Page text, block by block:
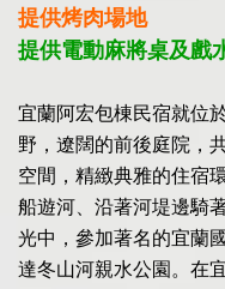
提供烤肉場地
提供電動麻將桌及戲
宜蘭阿宏包棟民宿就位
野，遼闊的前後庭院，
空間，精緻典雅的住宿
船遊河、沿著河堤邊騎
光中，參加著名的宜蘭
達冬山河親水公園。在